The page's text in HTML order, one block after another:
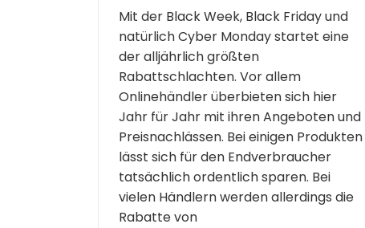
Mit der Black Week, Black Friday und
natürlich Cyber Monday startet eine
der alljährlich größten
Rabattschlachten. Vor allem
Onlinehändler überbieten sich hier
Jahr für Jahr mit ihren Angeboten und
Preisnachlässen. Bei einigen Produkten
lässt sich für den Endverbraucher
tatsächlich ordentlich sparen. Bei
vielen Händlern werden allerdings die
Rabatte von